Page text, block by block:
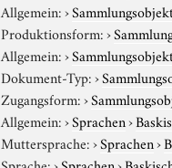
Allgemein:›
Produktionsform:›
Allgemein:›
Dokument-Typ:›
Zugangsform:›
Allgemein:›Sprachen›
Muttersprache:›Sprachen›